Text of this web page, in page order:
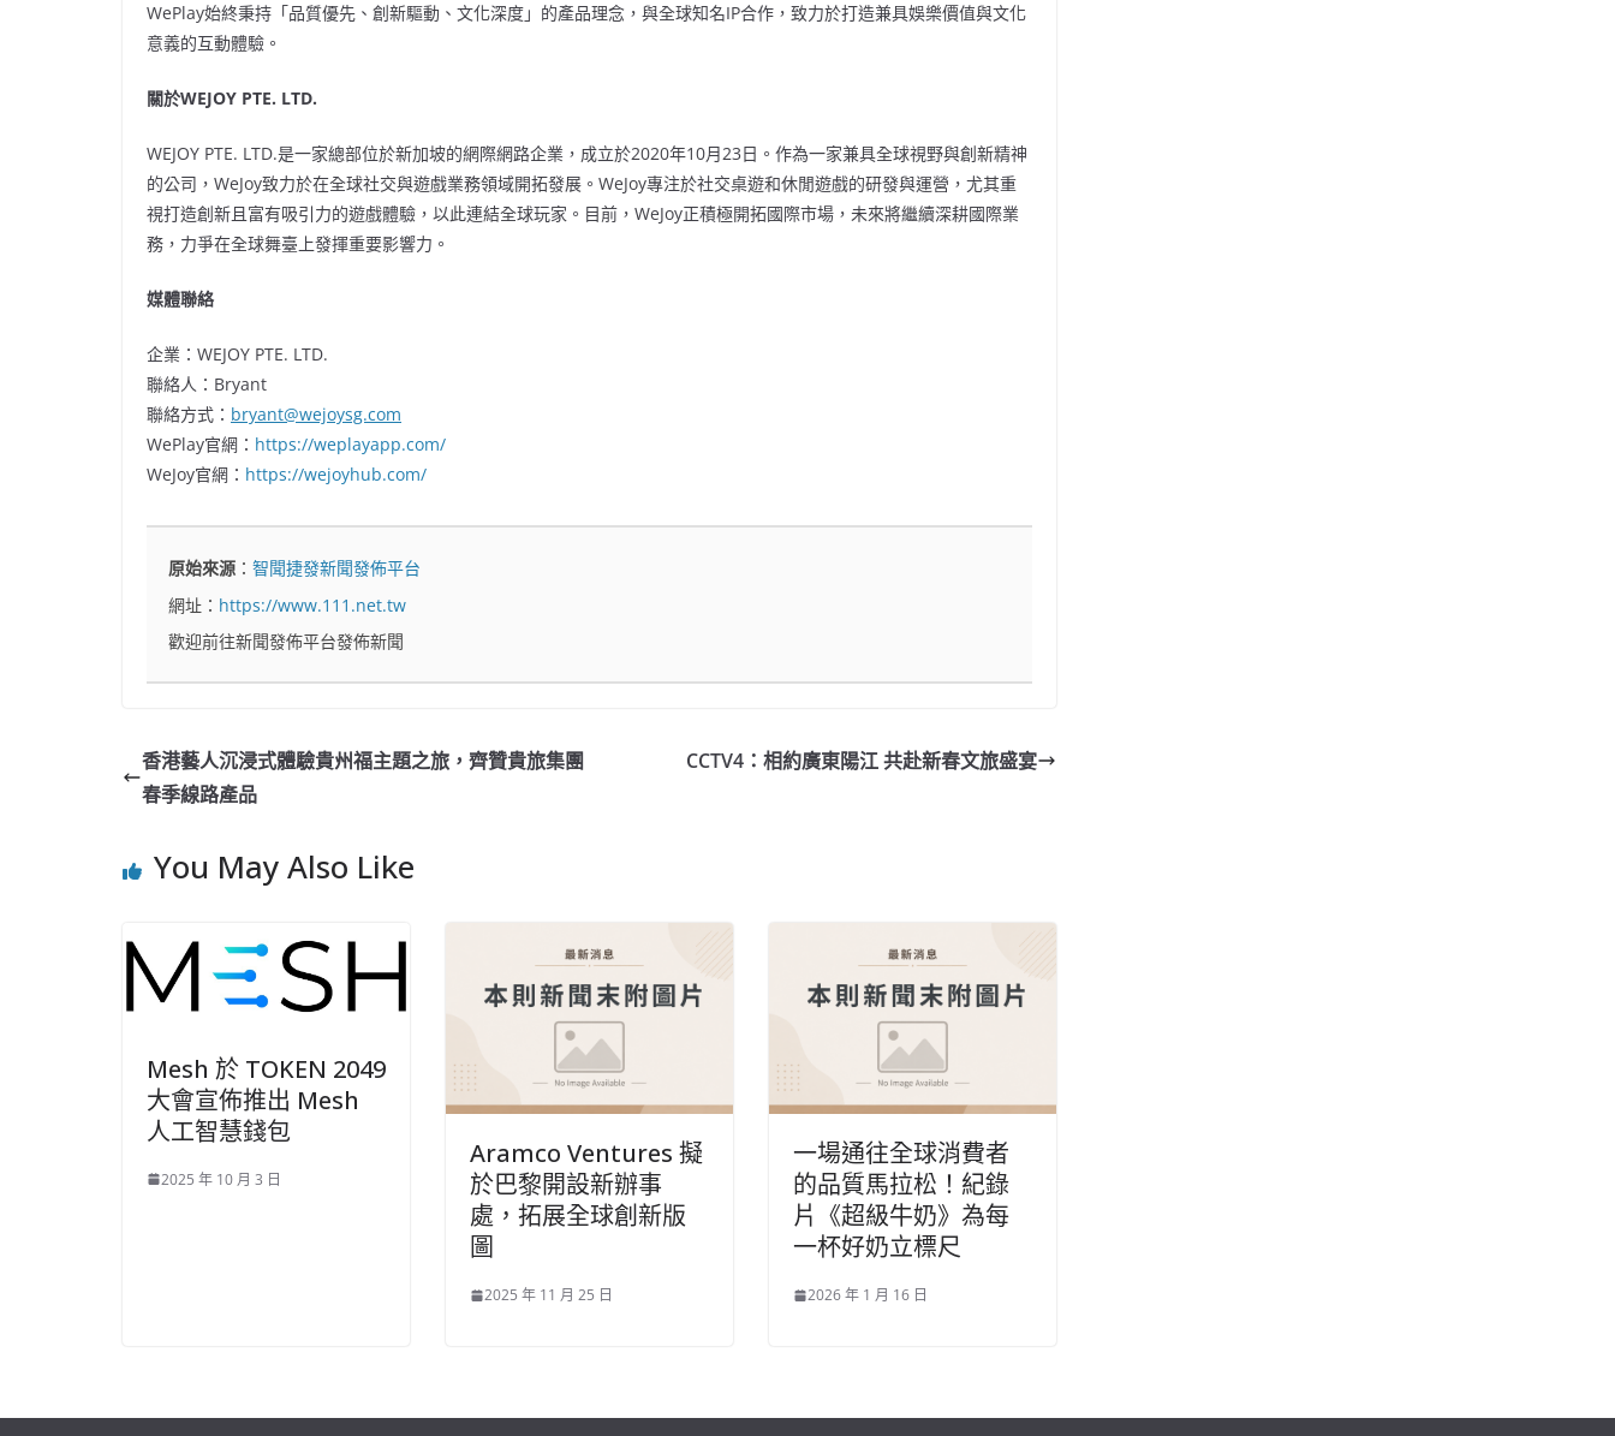
WePlay始終秉持「品質優先、創新驅動、文化深度」的產品理念，與全球知名IP合作，致力於打造兼具娛樂價值與文化
意義的互動體驗。
關於WEJOY PTE. LTD.
WEJOY PTE. LTD.是一家總部位於新加坡的網際網路企業，成立於2020年10月23日。作為一家兼具全球視野與創新精神
的公司，WeJoy致力於在全球社交與遊戲業務領域開拓發展。WeJoy專注於社交桌遊和休閒遊戲的研發與運營，尤其重
視打造創新且富有吸引力的遊戲體驗，以此連結全球玩家。目前，WeJoy正積極開拓國際市場，未來將繼續深耕國際業
務，力爭在全球舞臺上發揮重要影響力。
媒體聯絡
企業：WEJOY PTE. LTD.
聯絡人：Bryant
聯絡方式： bryant@wejoysg.com
WePlay官網： https://weplayapp.com/
WeJoy官網： https://wejoyhub.com/
原始來源 ：智聞捷發新聞發佈平台
網址： https://www.111.net.tw
歡迎前往新聞發佈平台發佈新聞
香港藝人沉浸式體驗貴州福主題之旅，齊贊貴旅集團
春季線路產品
CCTV4：相約廣東陽江 共赴新春文旅盛宴
You May Also Like
Mesh 於 TOKEN 2049
大會宣佈推出 Mesh
人工智慧錢包
2025 年 10 月 3 日
Aramco Ventures 擬
於巴黎開設新辦事
處，拓展全球創新版
圖
2025 年 11 月 25 日
一場通往全球消費者
的品質馬拉松！紀錄
片《超級牛奶》為每
一杯好奶立標尺
2026 年 1 月 16 日